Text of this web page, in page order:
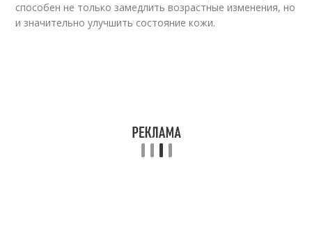
способен не только замедлить возрастные изменения, но
и значительно улучшить состояние кожи.